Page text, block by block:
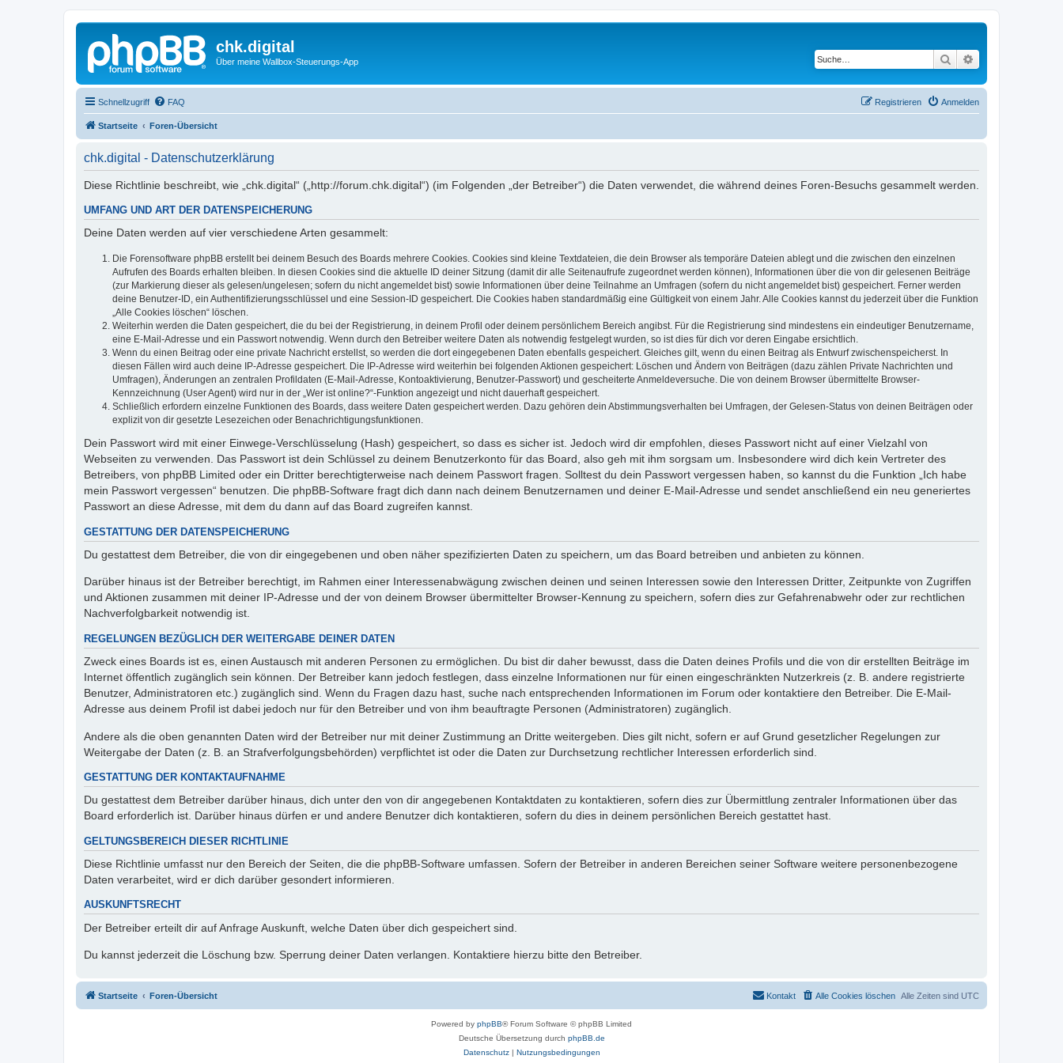
chk.digital
Über meine Wallbox-Steuerungs-App Suche
Schnellzugriff FAQ Anmelden
Registrieren
Startseite Foren-Übersicht
chk.digital - Datenschutzerklärung
Diese Richtlinie beschreibt, wie „chk.digital“ („http://forum.chk.digital“) (im Folgenden „der Betreiber“) die Daten verwendet, die während deines Foren-Besuchs gesammelt werden.
UMFANG UND ART DER DATENSPEICHERUNG
Deine Daten werden auf vier verschiedene Arten gesammelt:
Die Forensoftware phpBB erstellt bei deinem Besuch des Boards mehrere Cookies. Cookies sind kleine Textdateien, die dein Browser als temporäre Dateien ablegt und die zwischen den einzelnen
Aufrufen des Boards erhalten bleiben. In diesen Cookies sind die aktuelle ID deiner Sitzung (damit dir alle Seitenaufrufe zugeordnet werden können), Informationen über die von dir gelesenen Beiträge
(zur Markierung dieser als gelesen/ungelesen; sofern du nicht angemeldet bist) sowie Informationen über deine Teilnahme an Umfragen (sofern du nicht angemeldet bist) gespeichert. Ferner werden
deine Benutzer-ID, ein Authentifizierungsschlüssel und eine Session-ID gespeichert. Die Cookies haben standardmäßig eine Gültigkeit von einem Jahr. Alle Cookies kannst du jederzeit über die Funktion
„Alle Cookies löschen“ löschen.
Weiterhin werden die Daten gespeichert, die du bei der Registrierung, in deinem Profil oder deinem persönlichem Bereich angibst. Für die Registrierung sind mindestens ein eindeutiger Benutzername,
eine E-Mail-Adresse und ein Passwort notwendig. Wenn durch den Betreiber weitere Daten als notwendig festgelegt wurden, so ist dies für dich vor deren Eingabe ersichtlich.
Wenn du einen Beitrag oder eine private Nachricht erstellst, so werden die dort eingegebenen Daten ebenfalls gespeichert. Gleiches gilt, wenn du einen Beitrag als Entwurf zwischenspeicherst. In
diesen Fällen wird auch deine IP-Adresse gespeichert. Die IP-Adresse wird weiterhin bei folgenden Aktionen gespeichert: Löschen und Ändern von Beiträgen (dazu zählen Private Nachrichten und
Umfragen), Änderungen an zentralen Profildaten (E-Mail-Adresse, Kontoaktivierung, Benutzer-Passwort) und gescheiterte Anmeldeversuche. Die von deinem Browser übermittelte Browser-
Kennzeichnung (User Agent) wird nur in der „Wer ist online?“-Funktion angezeigt und nicht dauerhaft gespeichert.
Schließlich erfordern einzelne Funktionen des Boards, dass weitere Daten gespeichert werden. Dazu gehören dein Abstimmungsverhalten bei Umfragen, der Gelesen-Status von deinen Beiträgen oder
explizit von dir gesetzte Lesezeichen oder Benachrichtigungsfunktionen.
Dein Passwort wird mit einer Einwege-Verschlüsselung (Hash) gespeichert, so dass es sicher ist. Jedoch wird dir empfohlen, dieses Passwort nicht auf einer Vielzahl von
Webseiten zu verwenden. Das Passwort ist dein Schlüssel zu deinem Benutzerkonto für das Board, also geh mit ihm sorgsam um. Insbesondere wird dich kein Vertreter des
Betreibers, von phpBB Limited oder ein Dritter berechtigterweise nach deinem Passwort fragen. Solltest du dein Passwort vergessen haben, so kannst du die Funktion „Ich habe
mein Passwort vergessen“ benutzen. Die phpBB-Software fragt dich dann nach deinem Benutzernamen und deiner E-Mail-Adresse und sendet anschließend ein neu generiertes
Passwort an diese Adresse, mit dem du dann auf das Board zugreifen kannst.
GESTATTUNG DER DATENSPEICHERUNG
Du gestattest dem Betreiber, die von dir eingegebenen und oben näher spezifizierten Daten zu speichern, um das Board betreiben und anbieten zu können.
Darüber hinaus ist der Betreiber berechtigt, im Rahmen einer Interessenabwägung zwischen deinen und seinen Interessen sowie den Interessen Dritter, Zeitpunkte von Zugriffen
und Aktionen zusammen mit deiner IP-Adresse und der von deinem Browser übermittelter Browser-Kennung zu speichern, sofern dies zur Gefahrenabwehr oder zur rechtlichen
Nachverfolgbarkeit notwendig ist.
REGELUNGEN BEZÜGLICH DER WEITERGABE DEINER DATEN
Zweck eines Boards ist es, einen Austausch mit anderen Personen zu ermöglichen. Du bist dir daher bewusst, dass die Daten deines Profils und die von dir erstellten Beiträge im
Internet öffentlich zugänglich sein können. Der Betreiber kann jedoch festlegen, dass einzelne Informationen nur für einen eingeschränkten Nutzerkreis (z. B. andere registrierte
Benutzer, Administratoren etc.) zugänglich sind. Wenn du Fragen dazu hast, suche nach entsprechenden Informationen im Forum oder kontaktiere den Betreiber. Die E-Mail-
Adresse aus deinem Profil ist dabei jedoch nur für den Betreiber und von ihm beauftragte Personen (Administratoren) zugänglich.
Andere als die oben genannten Daten wird der Betreiber nur mit deiner Zustimmung an Dritte weitergeben. Dies gilt nicht, sofern er auf Grund gesetzlicher Regelungen zur
Weitergabe der Daten (z. B. an Strafverfolgungsbehörden) verpflichtet ist oder die Daten zur Durchsetzung rechtlicher Interessen erforderlich sind.
GESTATTUNG DER KONTAKTAUFNAHME
Du gestattest dem Betreiber darüber hinaus, dich unter den von dir angegebenen Kontaktdaten zu kontaktieren, sofern dies zur Übermittlung zentraler Informationen über das
Board erforderlich ist. Darüber hinaus dürfen er und andere Benutzer dich kontaktieren, sofern du dies in deinem persönlichen Bereich gestattet hast.
GELTUNGSBEREICH DIESER RICHTLINIE
Diese Richtlinie umfasst nur den Bereich der Seiten, die die phpBB-Software umfassen. Sofern der Betreiber in anderen Bereichen seiner Software weitere personenbezogene
Daten verarbeitet, wird er dich darüber gesondert informieren.
AUSKUNFTSRECHT
Der Betreiber erteilt dir auf Anfrage Auskunft, welche Daten über dich gespeichert sind.
Du kannst jederzeit die Löschung bzw. Sperrung deiner Daten verlangen. Kontaktiere hierzu bitte den Betreiber.
Startseite Foren-Übersicht Alle Zeiten sind UTC
Alle Cookies löschen
Kontakt
Powered by phpBB® Forum Software © phpBB Limited
Deutsche Übersetzung durch phpBB.de
Datenschutz| Nutzungsbedingungen